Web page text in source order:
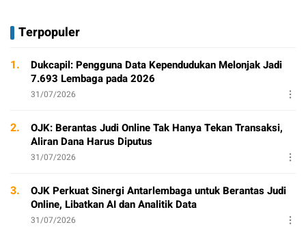
Terpopuler
1.
Dukcapil: Pengguna Data Kependudukan Melonjak Jadi
7.693 Lembaga pada 2026
31/07/2026
2.
OJK: Berantas Judi Online Tak Hanya Tekan Transaksi,
Aliran Dana Harus Diputus
31/07/2026
3.
OJK Perkuat Sinergi Antarlembaga untuk Berantas Judi
Online, Libatkan AI dan Analitik Data
31/07/2026